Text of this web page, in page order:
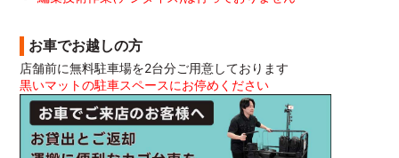
お車でお越しの方
店舗前に無料駐車場を2台分ご用意しております
黒いマットの駐車スペースにお停めください